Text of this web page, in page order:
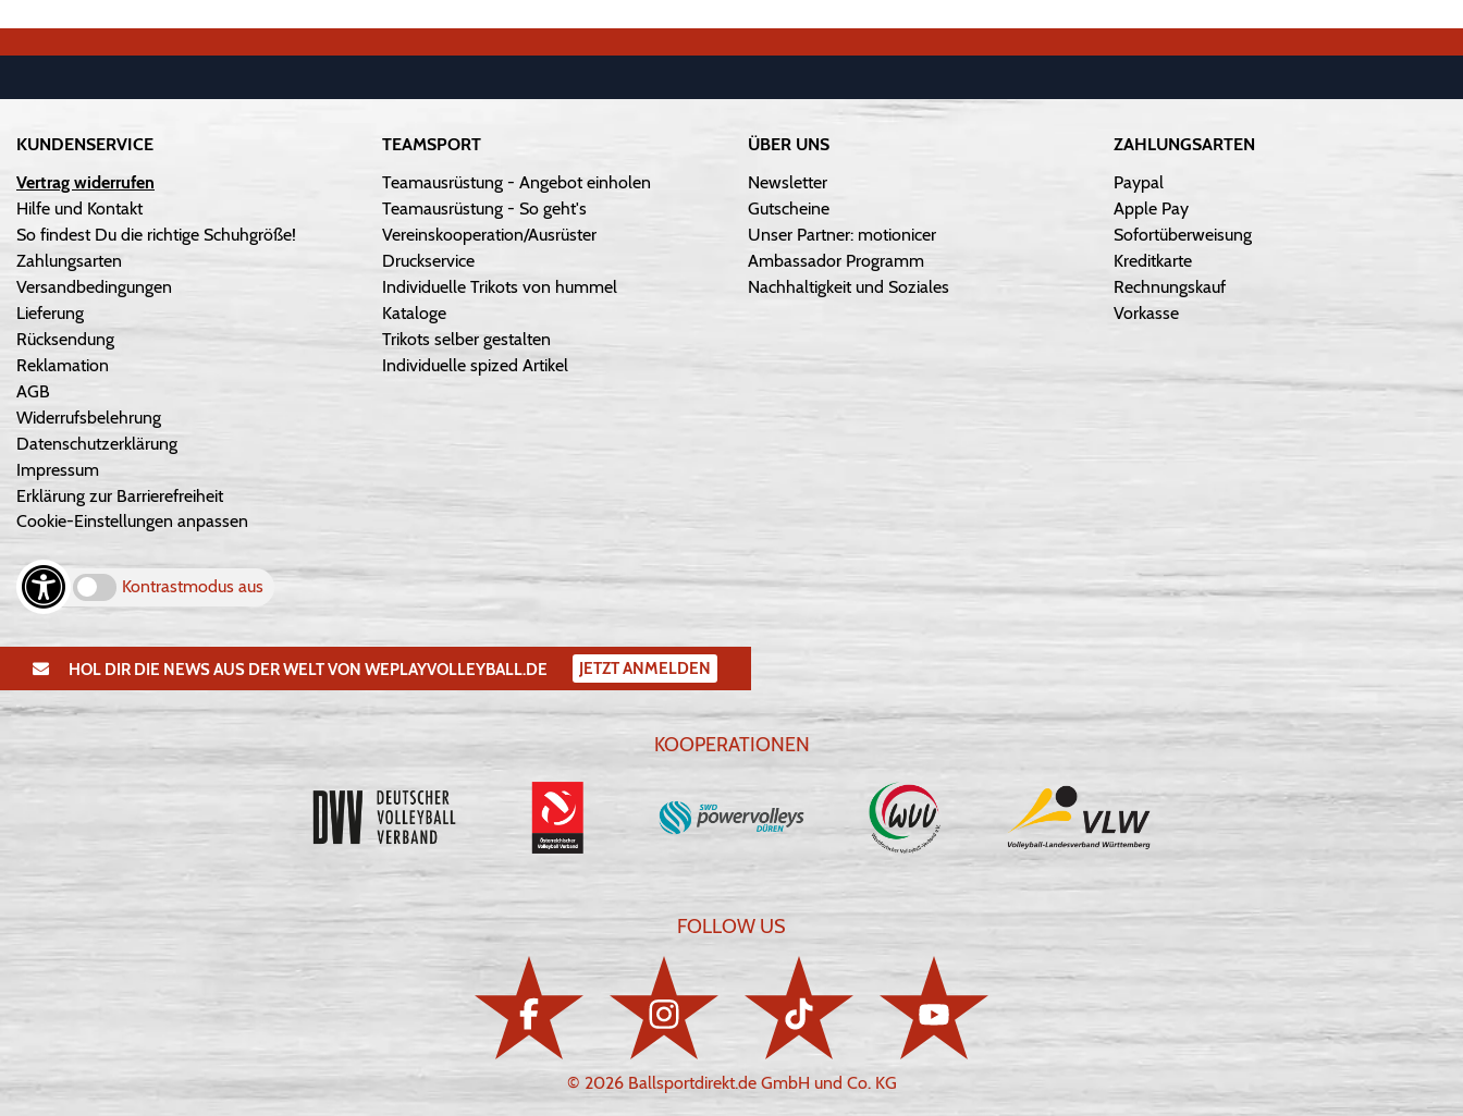
KUNDENSERVICE
Vertrag widerrufen
Hilfe und Kontakt
So findest Du die richtige Schuhgröße!
Zahlungsarten
Versandbedingungen
Lieferung
Rücksendung
Reklamation
AGB
Widerrufsbelehrung
Datenschutzerklärung
Impressum
Erklärung zur Barrierefreiheit
Cookie-Einstellungen anpassen
Kontrastmodus aus
TEAMSPORT
Teamausrüstung - Angebot einholen
Teamausrüstung - So geht's
Vereinskooperation/Ausrüster
Druckservice
Individuelle Trikots von hummel
Kataloge
Trikots selber gestalten
Individuelle spized Artikel
ÜBER UNS
Newsletter
Gutscheine
Unser Partner: motionicer
Ambassador Programm
Nachhaltigkeit und Soziales
ZAHLUNGSARTEN
Paypal
Apple Pay
Sofortüberweisung
Kreditkarte
Rechnungskauf
Vorkasse
HOL DIR DIE NEWS AUS DER WELT VON WEPLAYVOLLEYBALL.DE JETZT ANMELDEN
KOOPERATIONEN
FOLLOW US
© 2026 Ballsportdirekt.de GmbH und Co. KG